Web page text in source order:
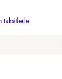
taksitlerle